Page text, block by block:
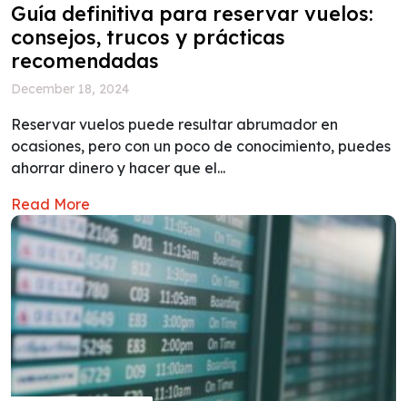
Guía definitiva para reservar vuelos:
consejos, trucos y prácticas
recomendadas
December 18, 2024
Reservar vuelos puede resultar abrumador en
ocasiones, pero con un poco de conocimiento, puedes
ahorrar dinero y hacer que el...
Read More